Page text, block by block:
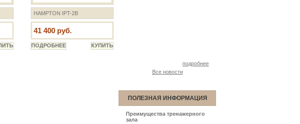
HAMPTON IPT-2B
41 400 руб.
подробнее
Все новости
ПОЛЕЗНАЯ ИНФОРМАЦИЯ
Преимущества тренажерного
зала